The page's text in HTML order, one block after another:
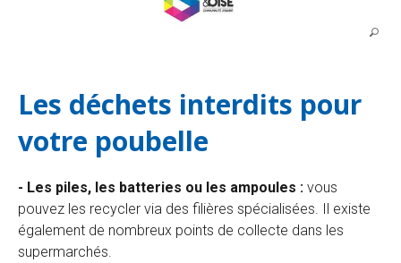
Les déchets interdits pour
votre poubelle
- Les piles, les batteries ou les ampoules : vous
pouvez les recycler via des filières spécialisées. Il existe
également de nombreux points de collecte dans les
supermarchés.